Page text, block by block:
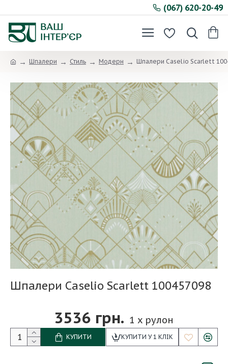
(067) 620-20-49
Шпалери Стиль Модерн Шпалери Caselio Scarlett
Шпалери Caselio Scarlett 100457098
3536 грн. 1 x рулон
КУПИТИ КУПИТИ У 1 КЛІК